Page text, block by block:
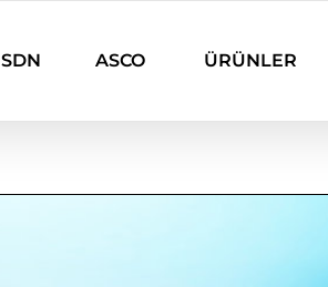
SDN ASCO ÜRÜNLER